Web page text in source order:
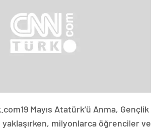
19 Mayıs Atatürk’ü Anma, Gençlik
yaklaşırken, milyonlarca öğrenciler ve